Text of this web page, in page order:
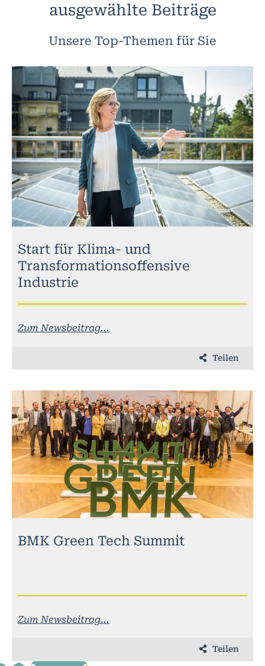
ausgewählte Beiträge
Unsere Top-Themen für Sie
Start für Klima- und
Transformationsoffensive
Industrie
Zum Newsbeitrag...
Teilen
BMK Green Tech Summit
Zum Newsbeitrag...
Teilen